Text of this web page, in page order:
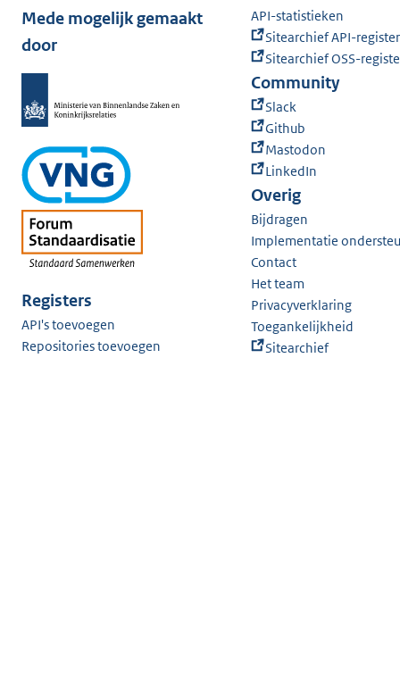
Mede mogelijk gemaakt
door
Registers
API's toevoegen
Repositories toevoegen
API-statistieken
Sitearchief API-register
Sitearchief OSS-
Community
Slack
Github
Mastodon
LinkedIn
Overig
Bijdragen
Implementatie
Contact
Het team
Privacyverklaring
Toegankelijkheid
Sitearchief